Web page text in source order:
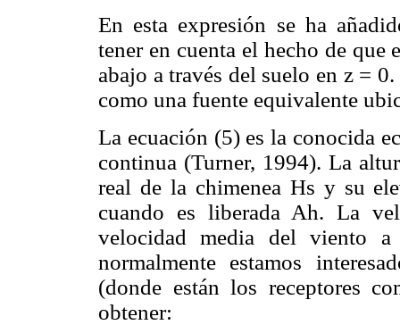
En esta expresión se ha
tener en cuenta el hecho de
abajo a través del suelo en z =
como una fuente equivalente
La ecuación (5) es la conocida
continua (Turner, 1994). La
real de la chimenea Hs y su
cuando es liberada Ah. La
velocidad media del viento
normalmente estamos
(donde están los receptores
obtener: